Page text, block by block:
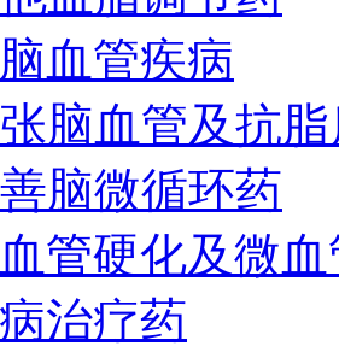
血管疾病
脑血管及抗
脑微循环药
管硬化及微
治疗药